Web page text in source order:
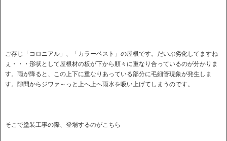
ご存じ「コロニアル」、「カラーベスト」の屋根です。だいぶ劣化してますね
ぇ・・・形状として屋根材の板が下から順々に重なり合っているのが分かりま
す。雨が降ると、この上下に重なりあっている部分に毛細管現象が発生しま
す。隙間からジワァ～っと上へ上へ雨水を吸い上げてしまうのです。
そこで塗装工事の際、登場するのがこちら